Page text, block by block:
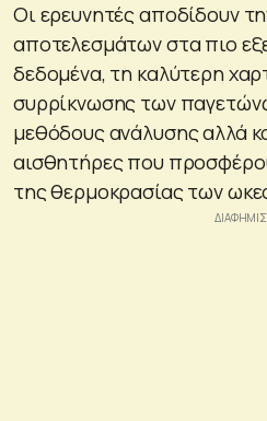
Οι ερευνητές αποδίδουν
αποτελεσμάτων στα πιο
δεδομένα, τη καλύτερη
συρρίκνωσης των
μεθόδους ανάλυσης αλλά
αισθητήρες που
της θερμοκρασίας των